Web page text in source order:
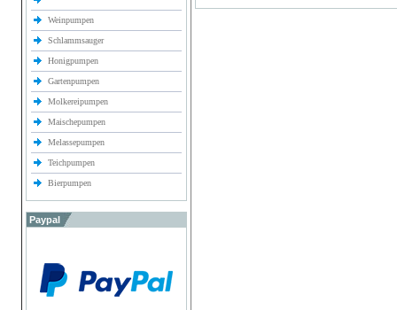
Weinpumpen
Schlammsauger
Honigpumpen
Gartenpumpen
Molkereipumpen
Maischepumpen
Melassepumpen
Teichpumpen
Bierpumpen
Paypal